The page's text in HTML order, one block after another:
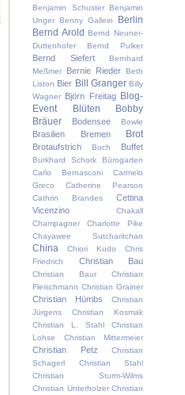
Benjamin Schuster
Benjamin
Unger
Benny Gallein
Berlin
Bernd Arold Bernd Neuner-
Duttenhofer
Bernd Pulker
Bernd Siefert
Bernhard
Meßmer
Bernie Rieder
Beth
Liston Bier Bill Granger Billy
Wagner Björn Freitag Blog-
Event
Blüten
Bobby
Bräuer
Bodensee Bowle
Brasilien Bremen Brot
Brotaufstrich Buch Buffet
Burkhard Schork
Bürogarten
Carlo Bernasconi
Carmelo
Greco
Catherine Pearson
Cathrin Brandes
Cettina
Vicenzino
Chakall
Champagner
Charlotte Pike
Chayawee Sutcharitchan
China Chiori Kudo
Chris
Friedrich
Christian Bau
Christian Baur
Christian
Fleischmann Christian Grainer
Christian Hümbs
Christian
Jürgens
Christian Kosmak
Christian L. Stahl
Christian
Lohse
Christian Mittermeier
Christian Petz
Christian
Schagerl
Christian Stahl
Christian Sturm-Wilms
Christian Unterholzer Christian